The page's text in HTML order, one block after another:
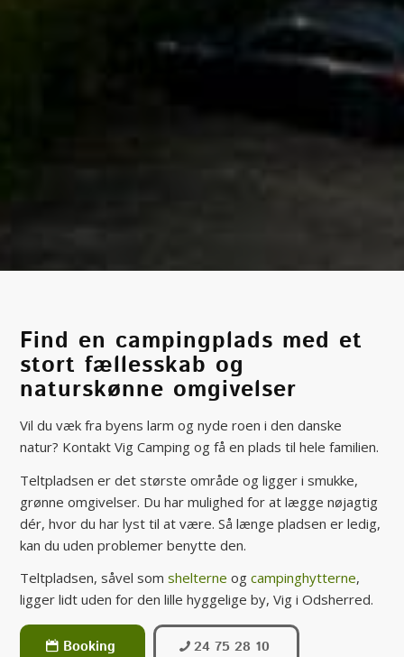
Find en campingplads med et
stort fællesskab og
naturskønne omgivelser
Vil du væk fra byens larm og nyde roen i den danske
natur? Kontakt Vig Camping og få en plads til hele familien.
Teltpladsen er det største område og ligger i smukke,
grønne omgivelser. Du har mulighed for at lægge nøjagtig
dér, hvor du har lyst til at være. Så længe pladsen er ledig,
kan du uden problemer benytte den.
Teltpladsen, såvel somshelterne ogcampinghytterne,
ligger lidt uden for den lille hyggelige by, Vig i Odsherred.
Booking 24 75 28 10